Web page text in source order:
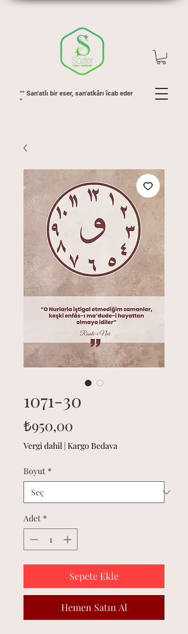
"" San'atlı bir eser, san'atkârı îcab eder
''
1071-30
₺950,00
Vergi dahil Kargo Bedava
Boyut *
Adet *
Sepete Ekle
Hemen Satın Al